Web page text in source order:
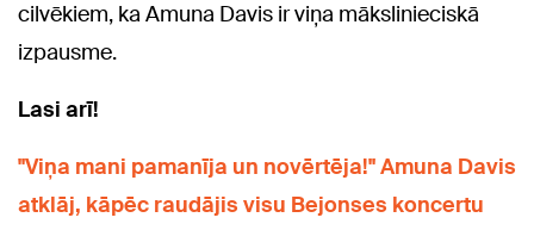
cilvēkiem, ka Amuna Davis ir viņa mākslinieciskā
izpausme.
Lasi arī!
"Viņa mani pamanīja un novērtēja!" Amuna Davis
atklāj, kāpēc raudājis visu Bejonses koncertu